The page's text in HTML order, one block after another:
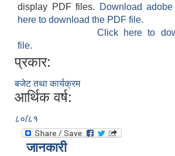
display PDF files.
Download
here to download the PDF file.
Click here to
file.
प्रकार:
बजेट तथा कार्यक्रम
आर्थिक वर्ष:
८०/८१
जानकारी